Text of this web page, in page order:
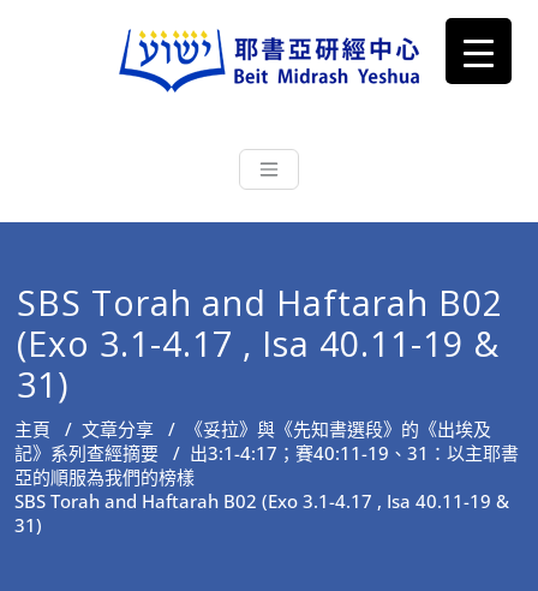
耶書亞研經中心
根源明白聖經，成為更好的門徒
SBS Torah and Haftarah B02
(Exo 3.1-4.17 , Isa 40.11-19 &
31)
主頁 / 文章分享 /
《妥拉》與《先知書選段》的《出埃及
記》系列查經摘要 / 出3:1-4:17；賽40:11-19、31：以主耶書
亞的順服為我們的榜樣
SBS Torah and Haftarah B02 (Exo 3.1-4.17 , Isa 40.11-19 &
31)